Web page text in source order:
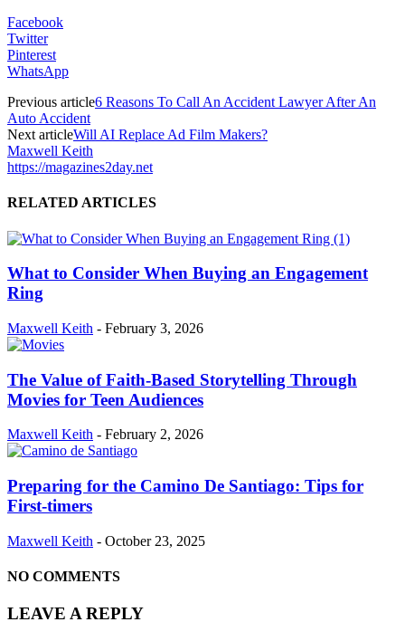
Facebook
Twitter
Pinterest
WhatsApp
Previous article6 Reasons To Call An Accident Lawyer After An
Auto Accident
Next articleWill AI Replace Ad Film Makers?
Maxwell Keith
https://magazines2day.net
RELATED ARTICLES
What to Consider When Buying an Engagement
Ring
Maxwell Keith - February 3, 2026
The Value of Faith-Based Storytelling Through
Movies for Teen Audiences
Maxwell Keith - February 2, 2026
Preparing for the Camino De Santiago: Tips for
First-timers
Maxwell Keith - October 23, 2025
NO COMMENTS
LEAVE A REPLY